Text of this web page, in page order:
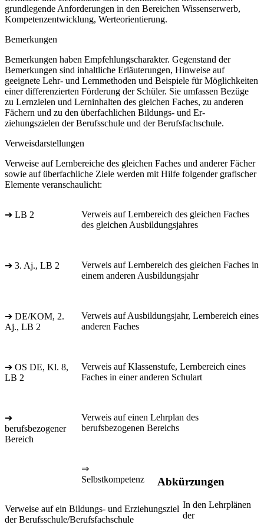
grundlegende Anforderungen in den Bereichen Wissenserwerb,
Kompetenzentwicklung, Werteorientierung.
Bemerkungen
Bemerkungen haben Empfehlungscharakter. Gegenstand der
Bemerkungen sind inhaltliche Erläuterungen, Hinweise auf
geeignete Lehr- und Lernmethoden und Beispiele für Möglichkeiten
einer differenzierten Förderung der Schüler. Sie umfassen Bezüge
zu Lernzielen und Lerninhalten des gleichen Faches, zu anderen
Fächern und zu den überfachlichen Bildungs- und Er-
ziehungszielen der Berufsschule und der Berufsfachschule.
Verweisdarstellungen
Verweise auf Lernbereiche des gleichen Faches und anderer Fächer
sowie auf überfachliche Ziele werden mit Hilfe folgender grafischer
Elemente veranschaulicht:
➔ LB 2
Verweis auf Lernbereich des gleichen Faches
des gleichen Ausbildungsjahres
➔ 3. Aj., LB 2
Verweis auf Lernbereich des gleichen Faches in
einem anderen Ausbildungsjahr
➔ DE/KOM, 2.
Aj., LB 2
Verweis auf Ausbildungsjahr, Lernbereich eines
anderen Faches
➔ OS DE, Kl. 8,
LB 2
Verweis auf Klassenstufe, Lernbereich eines
Faches in einer anderen Schulart
➔
berufsbezogener
Bereich
Verweis auf einen Lehrplan des
berufsbezogenen Bereichs
⇒
Selbstkompetenz
Verweise auf ein Bildungs- und Erziehungsziel
der Berufsschule/Berufsfachschule
Abkürzungen
In den Lehrplänen
der